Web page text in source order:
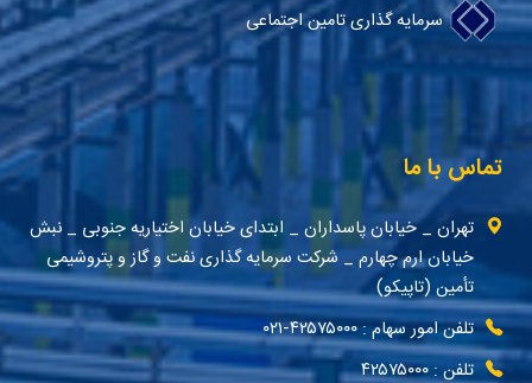
سرمایه گذاری تامین اجتماعی
تماس با ما
تهران _ خیابان پاسداران _ ابتدای خیابان اختیاریه جنوبی _ نبش
خیابان ارم چهارم _ شرکت سرمایه گذاری نفت و گاز و پتروشیمی
تأمین (تاپیکو)
تلفن امور سهام : ۴۲۵۷۵۰۰۰-۰۲۱
تلفن : ۴۲۵۷۵۰۰۰